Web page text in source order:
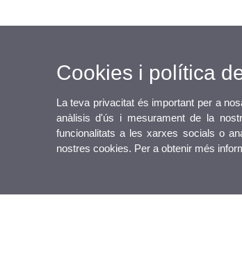
Cookies i política
La teva privacitat és important per a
anàlisis d'ús i mesurament de la
funcionalitats a les xarxes socials o
nostres cookies. Per a obtenir més